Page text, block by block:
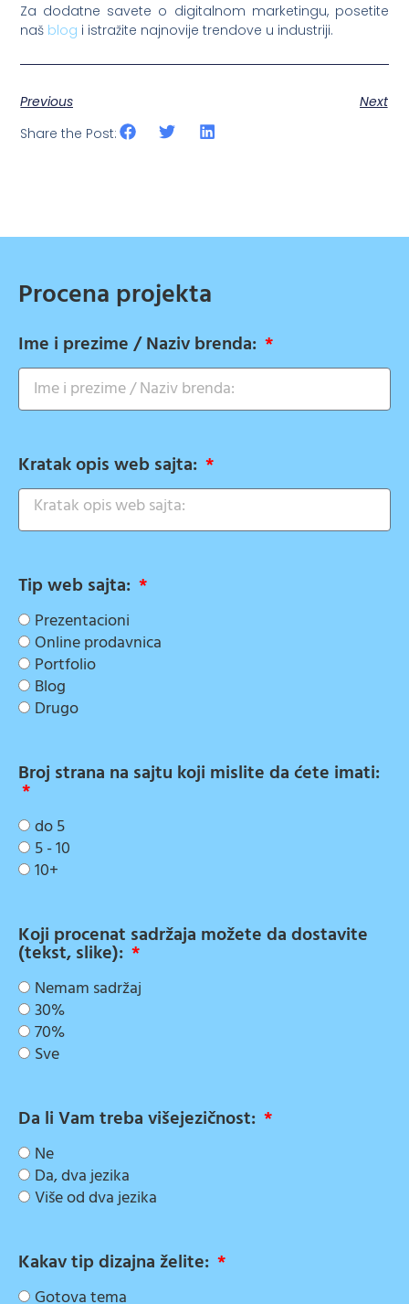
Za dodatne savete o digitalnom marketingu, posetite
naš blog i istražite najnovije trendove u industriji.
Previous
Next
Share the Post:
Procena projekta
Ime i prezime / Naziv brenda:
Kratak opis web sajta:
Tip web sajta:
Prezentacioni
Online prodavnica
Portfolio
Blog
Drugo
Broj strana na sajtu koji mislite da ćete imati:
do 5
5 - 10
10+
Koji procenat sadržaja možete da dostavite
(tekst, slike):
Nemam sadržaj
30%
70%
Sve
Da li Vam treba višejezičnost:
Ne
Da, dva jezika
Više od dva jezika
Kakav tip dizajna želite:
Gotova tema